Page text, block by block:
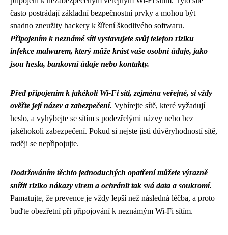
často postrádají základní bezpečnostní prvky a mohou být
snadno zneužity hackery k šíření škodlivého softwaru.
Připojením k neznámé síti vystavujete svůj telefon riziku
infekce malwarem, který může krást vaše osobní údaje, jako
jsou hesla, bankovní údaje nebo kontakty.
Před připojením k jakékoli Wi-Fi síti, zejména veřejné, si vždy
ověřte její název a zabezpečení. Vybírejte sítě, které vyžadují
heslo, a vyhýbejte se sítím s podezřelými názvy nebo bez
jakéhokoli zabezpečení. Pokud si nejste jisti důvěryhodností sítě,
raději se nepřipojujte.
Dodržováním těchto jednoduchých opatření můžete výrazně
snížit riziko nákazy virem a ochránit tak svá data a soukromí.
Pamatujte, že prevence je vždy lepší než následná léčba, a proto
buďte obezřetní při připojování k neznámým Wi-Fi sítím.